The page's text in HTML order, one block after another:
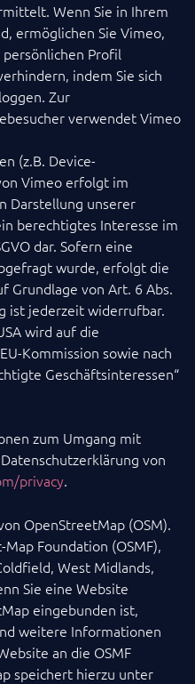
Wenn Sie in Ihrem
ermöglichen Sie Vimeo,
Profil
indem Sie sich
Zur
verwendet Vimeo
(z.B. Device-
Vimeo erfolgt im
Darstellung unserer
berechtigtes Interesse im
dar. Sofern eine
wurde, erfolgt die
Grundlage von Art. 6 Abs.
ist jederzeit widerrufbar.
wird auf die
Kommission sowie nach
Geschäftsinteressen“
zum Umgang mit
von
privacy.
OpenStreetMap (OSM).
Foundation (OSMF),
West Midlands,
Sie eine Website
eingebunden ist,
weitere Informationen
an die OSMF
speichert hierzu unter